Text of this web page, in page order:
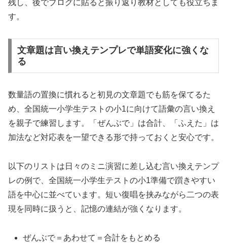
残し、後でブログに貼ると振り返り教材としても役立ちま
す。
文章題は言い換えテンプレで単語変化に強くな
る
数量語の置換に慣れると初見の文章題でも筋を保てるた
め、全国統一小学生テストの小1に向けて語彙の言い換え
を親子で練習します。「ぜんぶで」は合計、「ふえた」は
加法など対応表を一望できる形で持っておくと安心です。
以下のリストは日々のミニ演習に差し込む言い換えテンプ
レの例で、全国統一小学生テストの小1準備で躓きやすい
語を中心に並べています。短い復唱を挟みながら二つの表
現を同時に扱うと、記憶の連結が強くなります。
ぜんぶで＝あわせて＝合計をもとめる